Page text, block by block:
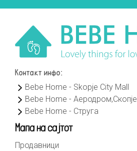
Контакт инфо:
Bebe Home - Skopje City Mall
Bebe Home - Аеродром,Скопје
Bebe Home - Струга
Мапа на сајтот
Продавници